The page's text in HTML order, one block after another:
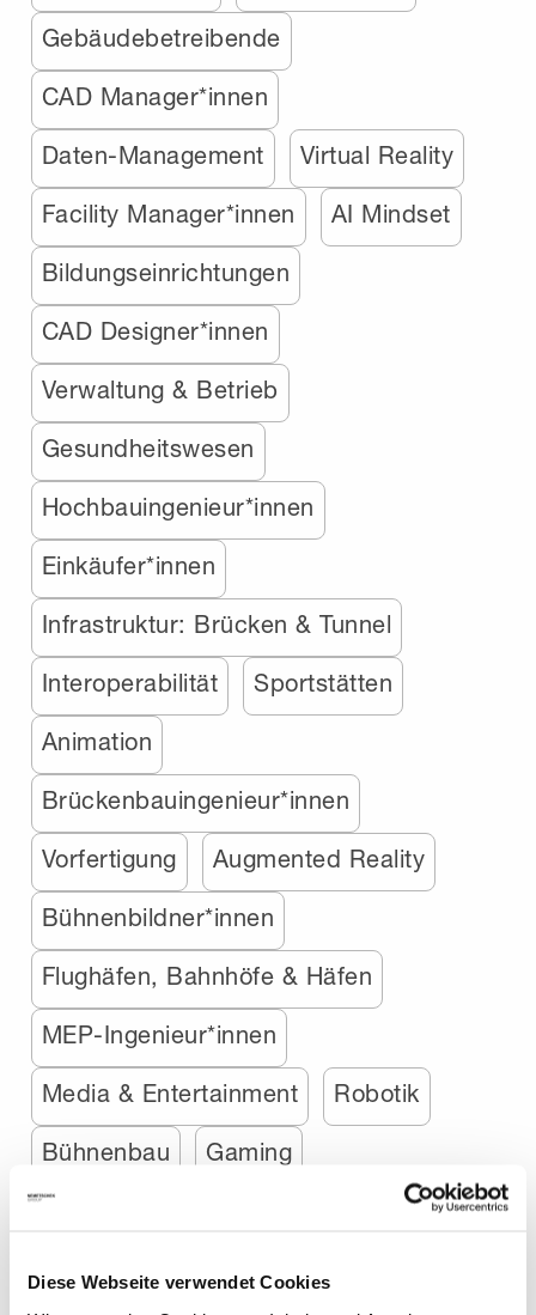
Diese Webseite verwendet Cookies
Gebäudebetreibende
CAD Manager*innen
Daten-Management Virtual Reality
Facility Manager*innen AI Mindset
Bildungseinrichtungen
CAD Designer*innen
Verwaltung & Betrieb
Gesundheitswesen
Hochbauingenieur*innen
Einkäufer*innen
Infrastruktur: Brücken & Tunnel
Interoperabilität Sportstätten
Animation
Brückenbauingenieur*innen
Vorfertigung Augmented Reality
Bühnenbildner*innen
Flughäfen, Bahnhöfe & Häfen
MEP-Ingenieur*innen
Media & Entertainment Robotik
Bühnenbau Gaming
Motion Graphics
Startups